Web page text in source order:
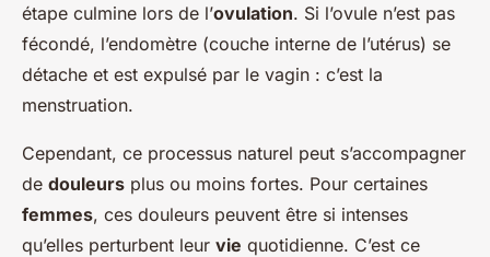
étape culmine lors de l’ovulation. Si l’ovule n’est pas
fécondé, l’endomètre (couche interne de l’utérus) se
détache et est expulsé par le vagin : c’est la
menstruation.
Cependant, ce processus naturel peut s’accompagner
de douleurs plus ou moins fortes. Pour certaines
femmes, ces douleurs peuvent être si intenses
qu’elles perturbent leur vie quotidienne. C’est ce